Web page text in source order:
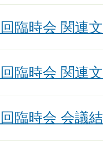
臨時会 関連
臨時会 関連
臨時会 会議